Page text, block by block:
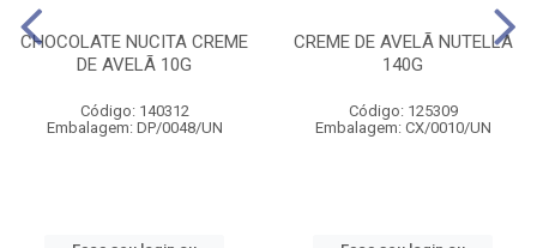
CHOCOLATE NUCITA CREME
DE AVELÃ 10G
Código: 140312
Embalagem: DP/0048/UN
CREME DE AVELÃ NUTELLA
140G
Código: 125309
Embalagem: CX/0010/UN